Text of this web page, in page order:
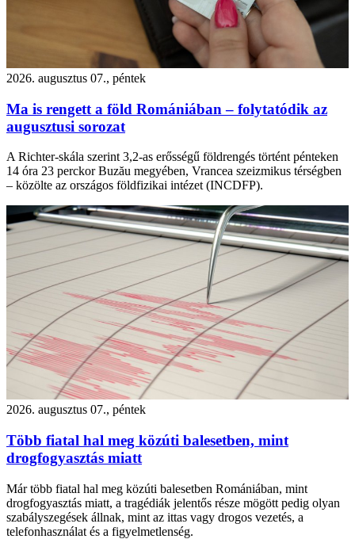
2026. augusztus 07., péntek
Ma is rengett a föld Romániában – folytatódik az
augusztusi sorozat
A Richter-skála szerint 3,2-as erősségű földrengés történt pénteken
14 óra 23 perckor Buzău megyében, Vrancea szeizmikus térségben
– közölte az országos földfizikai intézet (INCDFP).
2026. augusztus 07., péntek
Több fiatal hal meg közúti balesetben, mint
drogfogyasztás miatt
Már több fiatal hal meg közúti balesetben Romániában, mint
drogfogyasztás miatt, a tragédiák jelentős része mögött pedig olyan
szabályszegések állnak, mint az ittas vagy drogos vezetés, a
telefonhasználat és a figyelmetlenség.